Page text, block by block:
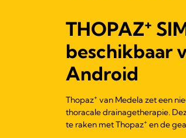
THOPAZ+
beschikbaar
Android
Thopaz+ van Medela zet een
thoracale drainagetherapie.
te raken met Thopaz+ en de